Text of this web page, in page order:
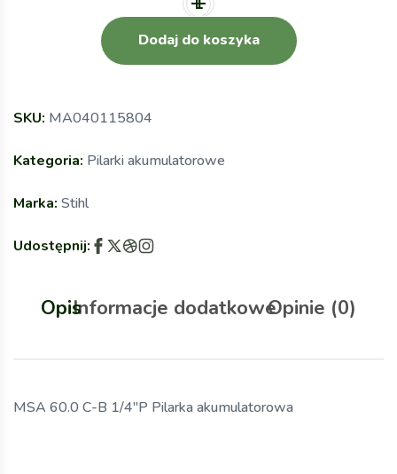
Dodaj do koszyka
SKU: MA040115804
Kategoria: Pilarki akumulatorowe
Marka: Stihl
Udostępnij:
OpisInformacje dodatkoweOpinie (0)
MSA 60.0 C-B 1/4″P Pilarka akumulatorowa